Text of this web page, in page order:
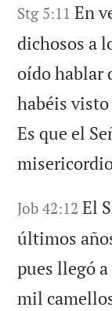
Stg 5:11 En
dichosos a
oído hablar
habéis
Es que el
Job 42:12 El
últimos
pues llegó
mil